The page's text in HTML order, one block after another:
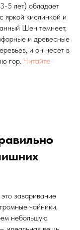
5 лет) обладает
яркой кислинкой и
Шен темнеет,
и древесные
и он несет в
гор. Читайте
заваривание
чайники,
небольшую